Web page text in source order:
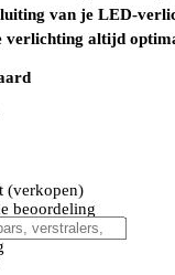
van je LED-
verlichting altijd
(verkopen)
beoordeling